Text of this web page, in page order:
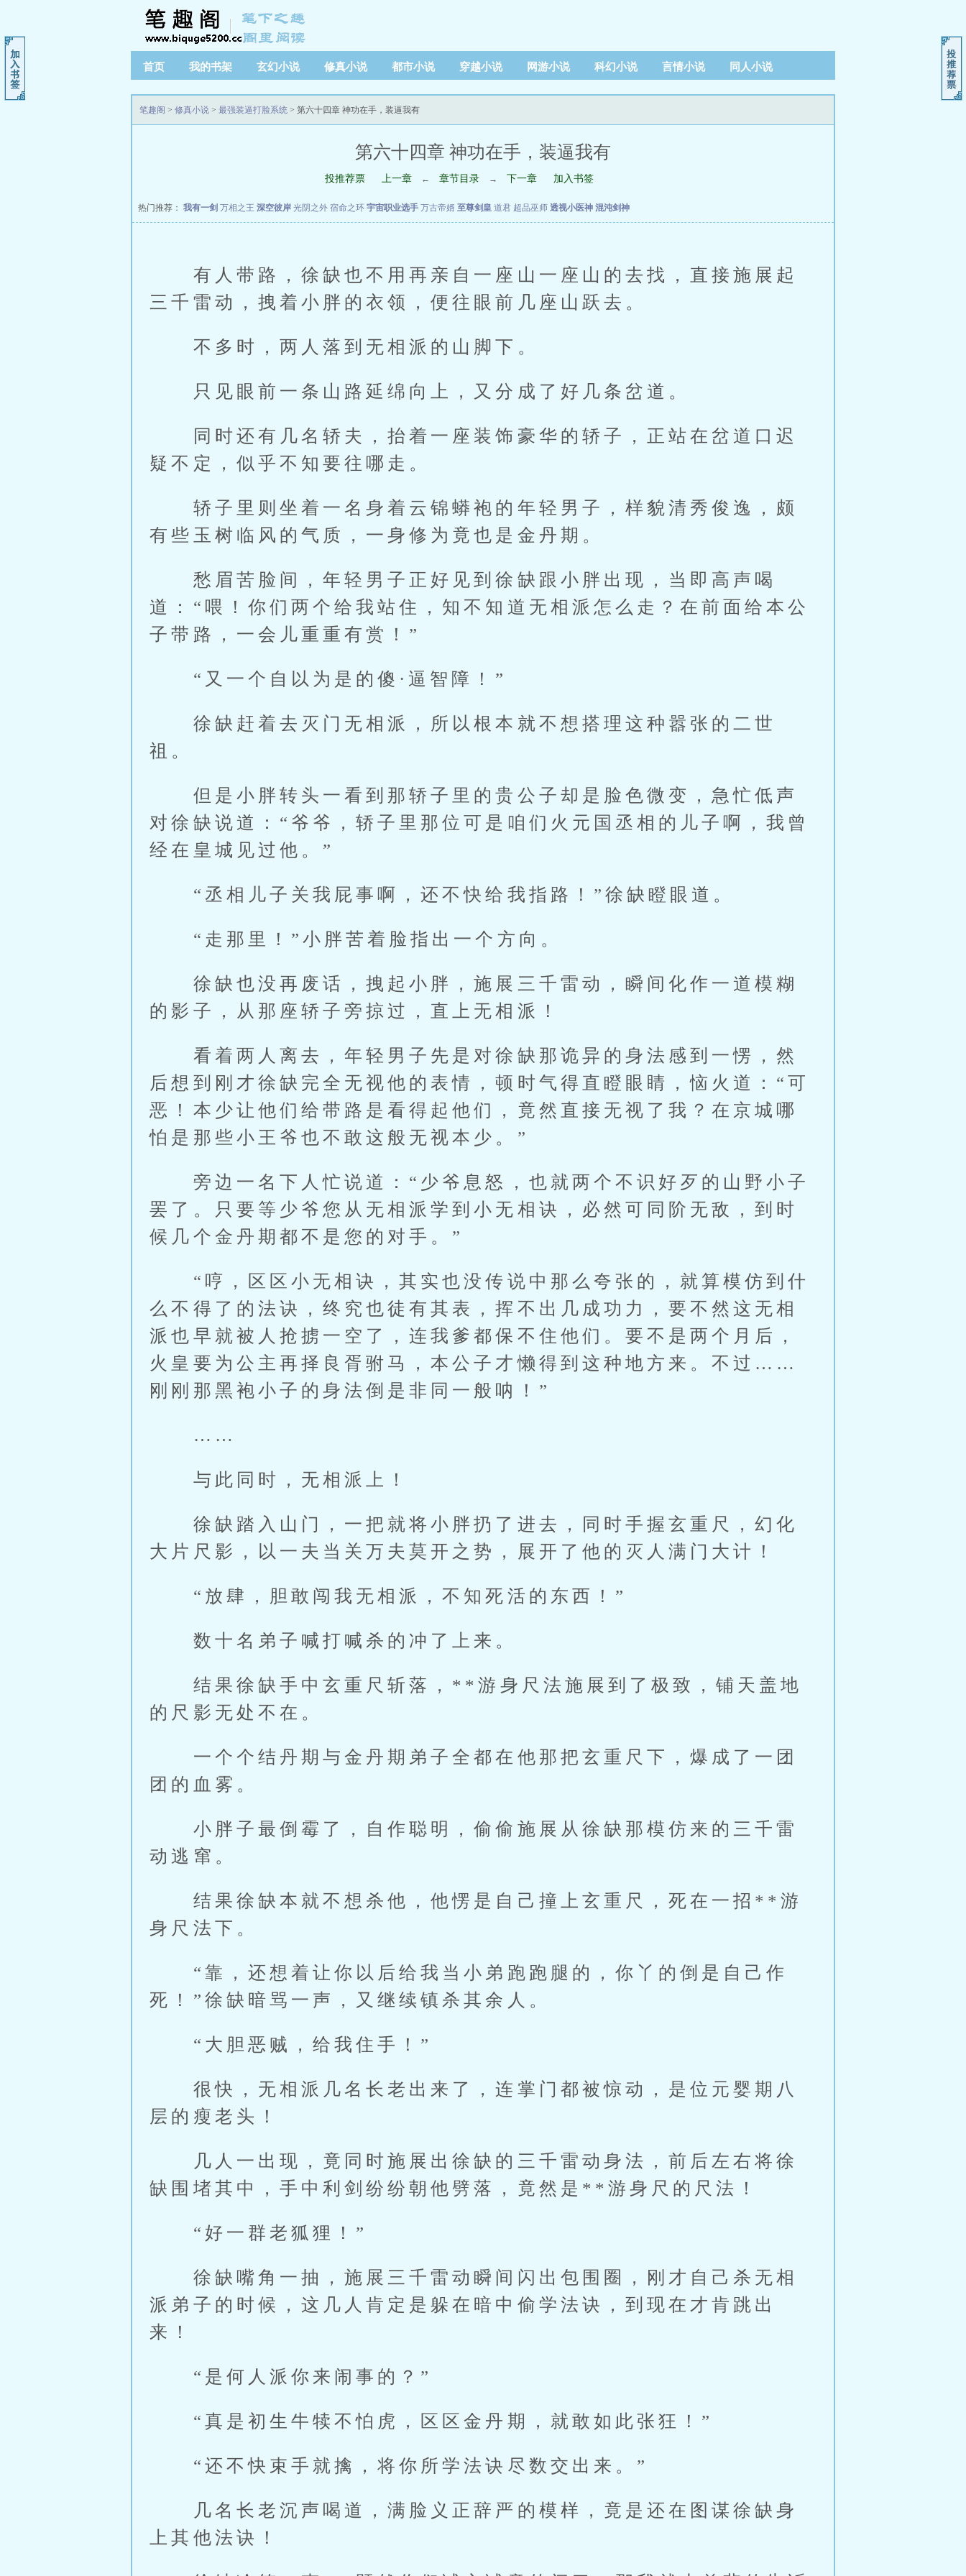
首页 我的书架 玄幻小说 修真小说 都市小说 穿越小说 网游小说 科幻小说 言情小说 同人小说
笔趣阁 > 修真小说 > 最强装逼打脸系统 > 第六十四章 神功在手，装逼我有
第六十四章 神功在手，装逼我有
投推荐票 上一章 ← 章节目录 → 下一章 加入书签
热门推荐： 我有一剑 万相之王 深空彼岸 光阴之外 宿命之环 宇宙职业选手 万古帝婿 至尊剑皇 道君 超品巫师 透视小医神 混沌剑神
有人带路，徐缺也不用再亲自一座山一座山的去找，直接施展起
三千雷动，拽着小胖的衣领，便往眼前几座山跃去。
不多时，两人落到无相派的山脚下。
只见眼前一条山路延绵向上，又分成了好几条岔道。
同时还有几名轿夫，抬着一座装饰豪华的轿子，正站在岔道口迟
疑不定，似乎不知要往哪走。
轿子里则坐着一名身着云锦蟒袍的年轻男子，样貌清秀俊逸，颇
有些玉树临风的气质，一身修为竟也是金丹期。
愁眉苦脸间，年轻男子正好见到徐缺跟小胖出现，当即高声喝
道：“喂！你们两个给我站住，知不知道无相派怎么走？在前面给本公
子带路，一会儿重重有赏！”
“又一个自以为是的傻·逼智障！”
徐缺赶着去灭门无相派，所以根本就不想搭理这种嚣张的二世
祖。
但是小胖转头一看到那轿子里的贵公子却是脸色微变，急忙低声
对徐缺说道：“爷爷，轿子里那位可是咱们火元国丞相的儿子啊，我曾
经在皇城见过他。”
“丞相儿子关我屁事啊，还不快给我指路！”徐缺瞪眼道。
“走那里！”小胖苦着脸指出一个方向。
徐缺也没再废话，拽起小胖，施展三千雷动，瞬间化作一道模糊
的影子，从那座轿子旁掠过，直上无相派！
看着两人离去，年轻男子先是对徐缺那诡异的身法感到一愣，然
后想到刚才徐缺完全无视他的表情，顿时气得直瞪眼睛，恼火道：“可
恶！本少让他们给带路是看得起他们，竟然直接无视了我？在京城哪
怕是那些小王爷也不敢这般无视本少。”
旁边一名下人忙说道：“少爷息怒，也就两个不识好歹的山野小子
罢了。只要等少爷您从无相派学到小无相诀，必然可同阶无敌，到时
候几个金丹期都不是您的对手。”
“哼，区区小无相诀，其实也没传说中那么夸张的，就算模仿到什
么不得了的法诀，终究也徒有其表，挥不出几成功力，要不然这无相
派也早就被人抢掳一空了，连我爹都保不住他们。要不是两个月后，
火皇要为公主再择良胥驸马，本公子才懒得到这种地方来。不过……
刚刚那黑袍小子的身法倒是非同一般呐！”
……
与此同时，无相派上！
徐缺踏入山门，一把就将小胖扔了进去，同时手握玄重尺，幻化
大片尺影，以一夫当关万夫莫开之势，展开了他的灭人满门大计！
“放肆，胆敢闯我无相派，不知死活的东西！”
数十名弟子喊打喊杀的冲了上来。
结果徐缺手中玄重尺斩落，**游身尺法施展到了极致，铺天盖地
的尺影无处不在。
一个个结丹期与金丹期弟子全都在他那把玄重尺下，爆成了一团
团的血雾。
小胖子最倒霉了，自作聪明，偷偷施展从徐缺那模仿来的三千雷
动逃窜。
结果徐缺本就不想杀他，他愣是自己撞上玄重尺，死在一招**游
身尺法下。
“靠，还想着让你以后给我当小弟跑跑腿的，你丫的倒是自己作
死！”徐缺暗骂一声，又继续镇杀其余人。
“大胆恶贼，给我住手！”
很快，无相派几名长老出来了，连掌门都被惊动，是位元婴期八
层的瘦老头！
几人一出现，竟同时施展出徐缺的三千雷动身法，前后左右将徐
缺围堵其中，手中利剑纷纷朝他劈落，竟然是**游身尺的尺法！
“好一群老狐狸！”
徐缺嘴角一抽，施展三千雷动瞬间闪出包围圈，刚才自己杀无相
派弟子的时候，这几人肯定是躲在暗中偷学法诀，到现在才肯跳出
来！
“是何人派你来闹事的？”
“真是初生牛犊不怕虎，区区金丹期，就敢如此张狂！”
“还不快束手就擒，将你所学法诀尽数交出来。”
几名长老沉声喝道，满脸义正辞严的模样，竟是还在图谋徐缺身
上其他法诀！